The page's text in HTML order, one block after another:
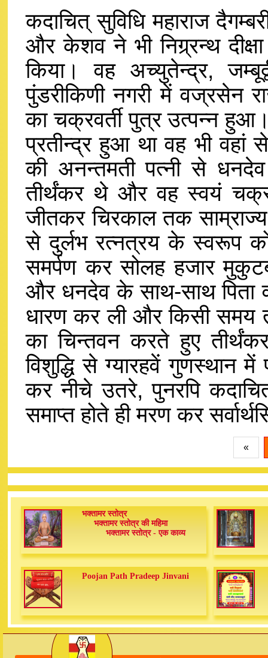
कदाचित् सुविधि महाराज
और केशव ने भी निग्र्रन्थ
किया। वह अच्युतेन्द्र,
पुंडरीकिणी नगरी में वज्रसेन
का चक्रवर्ती पुत्र उत्पन्न
प्रतीन्द्र हुआ था वह भी वहां
की अनन्तमती पत्नी से
तीर्थंकर थे और वह स्वयं
जीतकर चिरकाल तक
से दुर्लभ रत्नत्रय के स्वरूप
समर्पण कर सोलह हजार
और धनदेव के साथ-साथ पिता
धारण कर ली और किसी समय
का चिन्तवन करते हुए
विशुद्धि से ग्यारहवें गुणस्थान
कर नीचे उतरे, पुनरपि
समाप्त होते ही मरण कर
«
भक्तामर स्तोत्र
भक्तामर स्तोत्र की महिमा
भक्तामर स्तोत्र - एक काव्य
Poojan Path Pradeep Jinvani